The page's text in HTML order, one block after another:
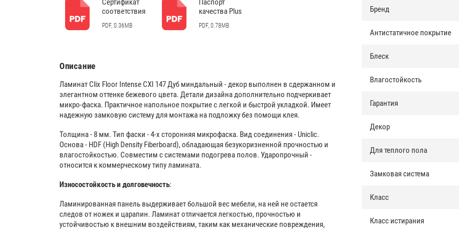
Сертификат
соответствия
PDF, 0.36MB
Паспорт
качества Plus
PDF, 0.78MB
Описание
Ламинат Clix Floor Intense CXI 147 Дуб миндальный - декор выполнен в сдержанном и
элегантном оттенке бежевого цвета. Детали дизайна дополнительно подчеркивает
микро-фаска. Практичное напольное покрытие с легкой и быстрой укладкой. Имеет
надежную замковую систему для монтажа на подложку без помощи клея.
Толщина - 8 мм. Тип фаски - 4-х сторонняя микрофаска. Вид соединения - Uniclic.
Основа - HDF (High Density Fiberboard), обладающая безукоризненной прочностью и
влагостойкостью. Совместим с системами подогрева полов. Ударопрочный -
относится к коммерческому типу ламината.
Износостойкость и долговечность:
Ламинированная панель выдерживает большой вес мебели, на ней не остается
следов от ножек и царапин. Ламинат отличается легкостью, прочностью и
устойчивостью к внешним воздействиям, таким как механические повреждения,
Бренд
Антистатичное покрытие
Блеск
Влагостойкость
Гарантия
Декор
Для теплого пола
Замковая система
Класс
Класс истирания